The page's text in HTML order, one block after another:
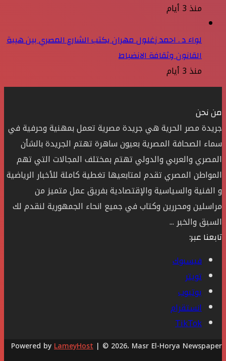
منذ 3 أيام
لواء د . احمد زغلول مهران يكتب الشارع المصري بين هيبة
القانون وثقافة الانضباط
منذ 3 أيام
من نحن
جريدة مصر الحرية هي جريدة مصرية تعمل بمهنية وحرفية في
سماء الصحافة المصرية بعيون ساهرة تهتم الجريدة بالشأن
المصري والعربي والدولي تهتم بمختلف المجالات التي تهم
المواطن المصري تقدم لمتابعيها تغطية كاملة للأخبار الرياضية
و الفنية والسياسية والإقتصادية بفريق عمل متميز من
مراسلين ومحررين وكتاب في جميع انحاء الجمهورية لنقدم لك
السبق والخبر ...
تابعنا عبر:
فيسبوك
تويتر
يوتيوب
انستقرام
‫TikTok
Powered byLameyHost | © 2026، Masr El-Horya Newspaper